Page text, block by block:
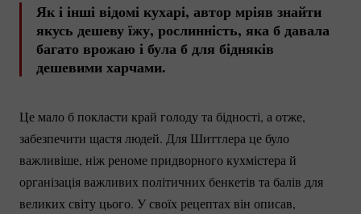
Як і інші відомі кухарі, автор мріяв знайти
якусь дешеву їжу, рослинність, яка б давала
багато врожаю і була б для бідняків
дешевими харчами.
Це мало б покласти край голоду та бідності, а отже,
забезпечити щастя людей. Для Шиттлера це було
важливіше, ніж реноме придворного кухмістера й
організація важливих політичних бенкетів та балів для
великих світу цього. У своїх рецептах він описав,